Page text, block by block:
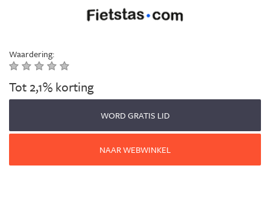
Waardering:
Tot 2,1% korting
WORD GRATIS LID
NAAR WEBWINKEL